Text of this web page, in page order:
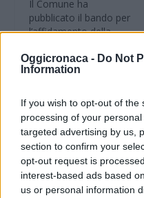
Oggicronaca - Do Not
Information
If you wish to opt-out of
processing of your
targeted advertising by us,
section to confirm your
opt-out request is
interest-based ads based
us or personal information
Il Comune ha
pubblicato il bando per
l’affidamento della
servizi assistenziali,
socio sanitari ed
Casa di riposo Cora
Kennedy Sada. Il
contratto di appalto ha
durata di anni uno, con
decorrenza dal 1 luglio
2012, fino al 30 giugno
2013. L’importo posto
7 Aprile 2012
TORTONA: Pubblicato
il bando per affidare
ai privati la gestione
della Casa di Risposo
Il Comune ha